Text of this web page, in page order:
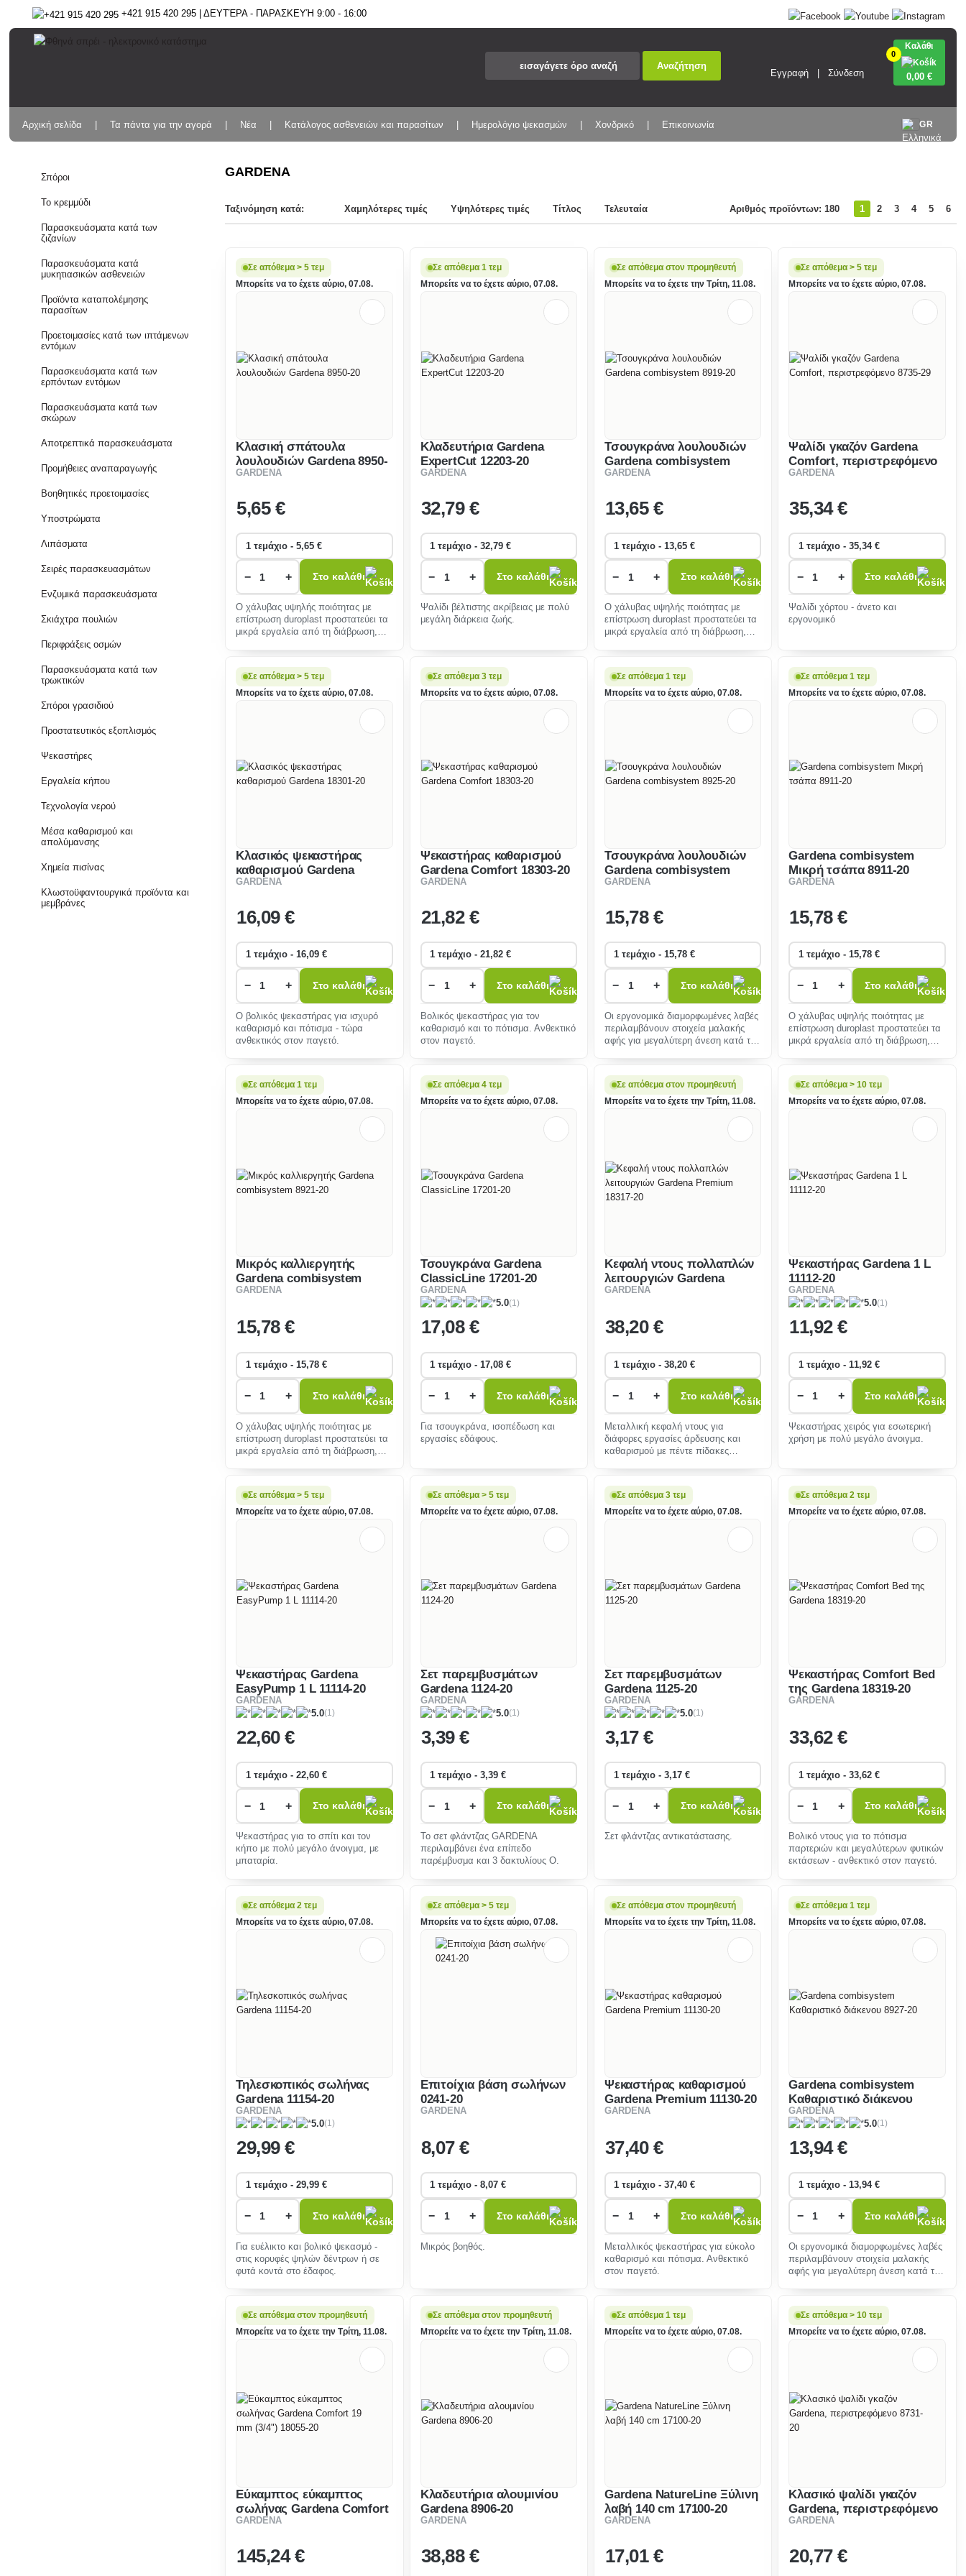
+421 915 420 295 | ΔΕΥΤΈΡΑ - ΠΑΡΑΣΚΕΥΉ 9:00 - 16:00
Αναζήτηση
Εγγραφή Σύνδεση
0
Καλάθι
0,00 €
GR
Αρχική σελίδα Τα πάντα για την αγορά Νέα Κατάλογος ασθενειών και παρασίτων Ημερολόγιο ψεκασμών Χονδρικό Επικοινωνία
Σπόροι
Το κρεμμύδι
Παρασκευάσματα κατά των
ζιζανίων
Παρασκευάσματα κατά
μυκητιασικών ασθενειών
Προϊόντα καταπολέμησης
παρασίτων
Προετοιμασίες κατά των ιπτάμενων
εντόμων
Παρασκευάσματα κατά των
ερπόντων εντόμων
Παρασκευάσματα κατά των
σκώρων
Αποτρεπτικά παρασκευάσματα
Προμήθειες αναπαραγωγής
Βοηθητικές προετοιμασίες
Υποστρώματα
Λιπάσματα
Σειρές παρασκευασμάτων
Ενζυμικά παρασκευάσματα
Σκιάχτρα πουλιών
Περιφράξεις οσμών
Παρασκευάσματα κατά των
τρωκτικών
Σπόροι γρασιδιού
Προστατευτικός εξοπλισμός
Ψεκαστήρες
Εργαλεία κήπου
Τεχνολογία νερού
Μέσα καθαρισμού και
απολύμανσης
Χημεία πισίνας
Κλωστοϋφαντουργικά προϊόντα και
μεμβράνες
GARDENA
Ταξινόμηση κατά: Χαμηλότερες τιμές Υψηλότερες τιμές Τίτλος Τελευταία Αριθμός προϊόντων: 180 1 2 3 4 5 6
Σε απόθεμα > 5 τεμ
Μπορείτε να το έχετε αύριο, 07.08.
Κλασική σπάτουλα
λουλουδιών Gardena 8950-
20
GARDENA
5,65 €
− + Στο καλάθι
Ο χάλυβας υψηλής ποιότητας με
επίστρωση duroplast προστατεύει τα
μικρά εργαλεία από τη διάβρωση,
Σε απόθεμα 1 τεμ
Μπορείτε να το έχετε αύριο, 07.08.
Κλαδευτήρια Gardena
ExpertCut 12203-20
GARDENA
32,79 €
− + Στο καλάθι
Ψαλίδι βέλτιστης ακρίβειας με πολύ
μεγάλη διάρκεια ζωής.
Σε απόθεμα στον προμηθευτή
Μπορείτε να το έχετε την Τρίτη, 11.08.
Τσουγκράνα λουλουδιών
Gardena combisystem
8919-20
GARDENA
13,65 €
− + Στο καλάθι
Ο χάλυβας υψηλής ποιότητας με
επίστρωση duroplast προστατεύει τα
μικρά εργαλεία από τη διάβρωση,
Σε απόθεμα > 5 τεμ
Μπορείτε να το έχετε αύριο, 07.08.
Ψαλίδι γκαζόν Gardena
Comfort, περιστρεφόμενο
8735-29
GARDENA
35,34 €
− + Στο καλάθι
Ψαλίδι χόρτου - άνετο και
εργονομικό
Σε απόθεμα > 5 τεμ
Μπορείτε να το έχετε αύριο, 07.08.
Κλασικός ψεκαστήρας
καθαρισμού Gardena
18301-20
GARDENA
16,09 €
− + Στο καλάθι
Ο βολικός ψεκαστήρας για ισχυρό
καθαρισμό και πότισμα - τώρα
ανθεκτικός στον παγετό.
Σε απόθεμα 3 τεμ
Μπορείτε να το έχετε αύριο, 07.08.
Ψεκαστήρας καθαρισμού
Gardena Comfort 18303-20
GARDENA
21,82 €
− + Στο καλάθι
Βολικός ψεκαστήρας για τον
καθαρισμό και το πότισμα. Ανθεκτικό
στον παγετό.
Σε απόθεμα 1 τεμ
Μπορείτε να το έχετε αύριο, 07.08.
Τσουγκράνα λουλουδιών
Gardena combisystem
8925-20
GARDENA
15,78 €
− + Στο καλάθι
Οι εργονομικά διαμορφωμένες λαβές
περιλαμβάνουν στοιχεία μαλακής
αφής για μεγαλύτερη άνεση κατά το
Σε απόθεμα 1 τεμ
Μπορείτε να το έχετε αύριο, 07.08.
Gardena combisystem
Μικρή τσάπα 8911-20
GARDENA
15,78 €
− + Στο καλάθι
Ο χάλυβας υψηλής ποιότητας με
επίστρωση duroplast προστατεύει τα
μικρά εργαλεία από τη διάβρωση,
Σε απόθεμα 1 τεμ
Μπορείτε να το έχετε αύριο, 07.08.
Μικρός καλλιεργητής
Gardena combisystem
8921-20
GARDENA
15,78 €
− + Στο καλάθι
Ο χάλυβας υψηλής ποιότητας με
επίστρωση duroplast προστατεύει τα
μικρά εργαλεία από τη διάβρωση,
Σε απόθεμα 4 τεμ
Μπορείτε να το έχετε αύριο, 07.08.
Τσουγκράνα Gardena
ClassicLine 17201-20
GARDENA
5.0(1)
17,08 €
− + Στο καλάθι
Για τσουγκράνα, ισοπέδωση και
εργασίες εδάφους.
Σε απόθεμα στον προμηθευτή
Μπορείτε να το έχετε την Τρίτη, 11.08.
Κεφαλή ντους πολλαπλών
λειτουργιών Gardena
Premium 18317-20
GARDENA
38,20 €
− + Στο καλάθι
Μεταλλική κεφαλή ντους για
διάφορες εργασίες άρδευσης και
καθαρισμού με πέντε πίδακες
Σε απόθεμα > 10 τεμ
Μπορείτε να το έχετε αύριο, 07.08.
Ψεκαστήρας Gardena 1 L
11112-20
GARDENA
5.0(1)
11,92 €
− + Στο καλάθι
Ψεκαστήρας χειρός για εσωτερική
χρήση με πολύ μεγάλο άνοιγμα.
Σε απόθεμα > 5 τεμ
Μπορείτε να το έχετε αύριο, 07.08.
Ψεκαστήρας Gardena
EasyPump 1 L 11114-20
GARDENA
5.0(1)
22,60 €
− + Στο καλάθι
Ψεκαστήρας για το σπίτι και τον
κήπο με πολύ μεγάλο άνοιγμα, με
μπαταρία.
Σε απόθεμα > 5 τεμ
Μπορείτε να το έχετε αύριο, 07.08.
Σετ παρεμβυσμάτων
Gardena 1124-20
GARDENA
5.0(1)
3,39 €
− + Στο καλάθι
Το σετ φλάντζας GARDENA
περιλαμβάνει ένα επίπεδο
παρέμβυσμα και 3 δακτυλίους Ο.
Σε απόθεμα 3 τεμ
Μπορείτε να το έχετε αύριο, 07.08.
Σετ παρεμβυσμάτων
Gardena 1125-20
GARDENA
5.0(1)
3,17 €
− + Στο καλάθι
Σετ φλάντζας αντικατάστασης.
Σε απόθεμα 2 τεμ
Μπορείτε να το έχετε αύριο, 07.08.
Ψεκαστήρας Comfort Bed
της Gardena 18319-20
GARDENA
33,62 €
− + Στο καλάθι
Βολικό ντους για το πότισμα
παρτεριών και μεγαλύτερων φυτικών
εκτάσεων - ανθεκτικό στον παγετό.
Σε απόθεμα 2 τεμ
Μπορείτε να το έχετε αύριο, 07.08.
Τηλεσκοπικός σωλήνας
Gardena 11154-20
GARDENA
5.0(1)
29,99 €
− + Στο καλάθι
Για ευέλικτο και βολικό ψεκασμό -
στις κορυφές ψηλών δέντρων ή σε
φυτά κοντά στο έδαφος.
Σε απόθεμα > 5 τεμ
Μπορείτε να το έχετε αύριο, 07.08.
Επιτοίχια βάση σωλήνων
0241-20
GARDENA
8,07 €
− + Στο καλάθι
Μικρός βοηθός.
Σε απόθεμα στον προμηθευτή
Μπορείτε να το έχετε την Τρίτη, 11.08.
Ψεκαστήρας καθαρισμού
Gardena Premium 11130-20
GARDENA
37,40 €
− + Στο καλάθι
Μεταλλικός ψεκαστήρας για εύκολο
καθαρισμό και πότισμα. Ανθεκτικό
στον παγετό.
Σε απόθεμα 1 τεμ
Μπορείτε να το έχετε αύριο, 07.08.
Gardena combisystem
Καθαριστικό διάκενου
8927-20
GARDENA
5.0(1)
13,94 €
− + Στο καλάθι
Οι εργονομικά διαμορφωμένες λαβές
περιλαμβάνουν στοιχεία μαλακής
αφής για μεγαλύτερη άνεση κατά το
Σε απόθεμα στον προμηθευτή
Μπορείτε να το έχετε την Τρίτη, 11.08.
Εύκαμπτος εύκαμπτος
σωλήνας Gardena Comfort
19 mm (3/4") 18055-20
GARDENA
145,24 €
Σε απόθεμα στον προμηθευτή
Μπορείτε να το έχετε την Τρίτη, 11.08.
Κλαδευτήρια αλουμινίου
Gardena 8906-20
GARDENA
38,88 €
Σε απόθεμα 1 τεμ
Μπορείτε να το έχετε αύριο, 07.08.
Gardena NatureLine Ξύλινη
λαβή 140 cm 17100-20
GARDENA
17,01 €
Σε απόθεμα > 10 τεμ
Μπορείτε να το έχετε αύριο, 07.08.
Κλασικό ψαλίδι γκαζόν
Gardena, περιστρεφόμενο
8731-20
GARDENA
20,77 €